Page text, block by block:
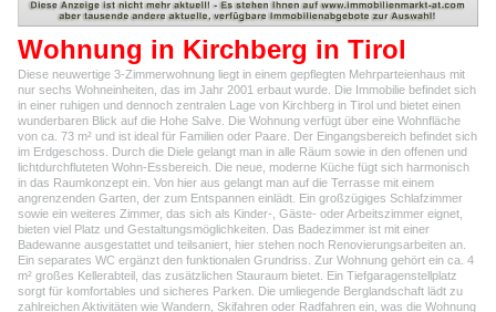
Wohnung in Kirchberg in Tirol
Diese neuwertige 3-Zimmerwohnung liegt in einem gepflegten Mehrparteienhaus mit
nur sechs Wohneinheiten, das im Jahr 2001 erbaut wurde. Die Immobilie befindet sich
in einer ruhigen und dennoch zentralen Lage von Kirchberg in Tirol und bietet einen
wunderbaren Blick auf die Hohe Salve. Die Wohnung verfügt über eine Wohnfläche
von ca. 73 m² und ist ideal für Familien oder Paare. Der Eingangsbereich befindet sich
im Erdgeschoss. Durch die Diele gelangt man in alle Räum sowie in den offenen und
lichtdurchfluteten Wohn-Essbereich. Die neue, moderne Küche fügt sich harmonisch
in das Raumkonzept ein. Von hier aus gelangt man auf die Terrasse mit einem
angrenzenden Garten, der zum Entspannen einlädt. Ein großzügiges Schlafzimmer
sowie ein weiteres Zimmer, das sich als Kinder-, Gäste- oder Arbeitszimmer eignet,
bieten viel Platz und Gestaltungsmöglichkeiten. Das Badezimmer ist mit einer
Badewanne ausgestattet und teilsaniert, hier stehen noch Renovierungsarbeiten an.
Ein separates WC ergänzt den funktionalen Grundriss. Zur Wohnung gehört ein ca. 4
m² großes Kellerabteil, das zusätzlichen Stauraum bietet. Ein Tiefgaragenstellplatz
sorgt für komfortables und sicheres Parken. Die umliegende Berglandschaft lädt zu
zahlreichen Aktivitäten wie Wandern, Skifahren oder Radfahren ein, was die Wohnung